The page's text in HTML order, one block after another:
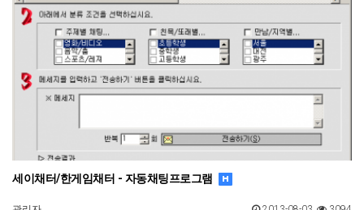
세이채터/한게임채터 - 자동채팅프로그램